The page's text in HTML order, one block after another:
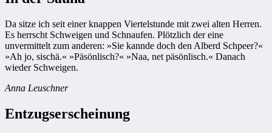
Da sitze ich seit einer knappen Viertelstunde mit zwei alten Herren.
Es herrscht Schweigen und Schnaufen. Plötzlich der eine
unvermittelt zum anderen: »Sie kannde doch den Alberd Schpeer?«
»Ah jo, sischä.« »Päsönlisch?« »Naa, net päsönlisch.« Danach
wieder Schweigen.
Anna Leuschner
Entzugserscheinung